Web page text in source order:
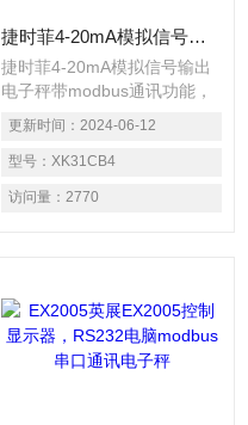
捷时菲4-20mA模拟信号输出电子秤
捷时菲4-20mA模拟信号输出
电子秤带modbus通讯功能，
基本配置有RS－232通讯口，
打印口，继电器输入输出模
块，另外可配RS－422或RS
－485通讯模块及4～20mA或
0～10V模拟量输出模块。
更新时间： 2024-06-12
型号： XK31CB4
访问量： 2770